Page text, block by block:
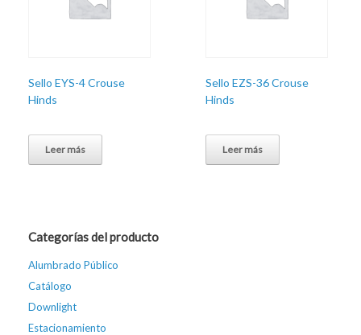
Sello EYS-4 Crouse
Hinds
Leer más
Sello EZS-36 Crouse
Hinds
Leer más
Categorías del producto
Alumbrado Público
Catálogo
Downlight
Estacionamiento